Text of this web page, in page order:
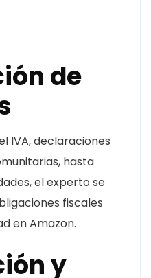
de
IVA, declaraciones
hasta
el experto se
fiscales
en Amazon.
y